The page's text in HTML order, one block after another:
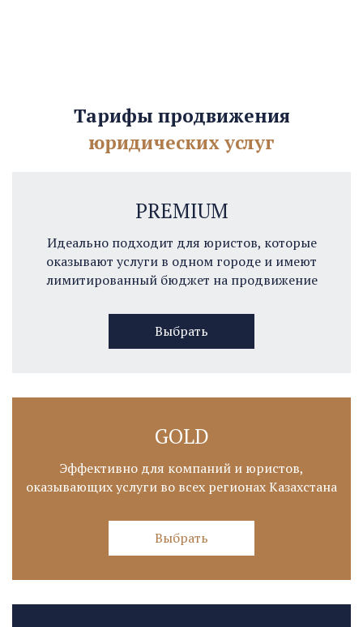
Тарифы продвижения
юридических услуг
PREMIUM
Идеально подходит для юристов, которые
оказывают услуги в одном городе и имеют
лимитированный бюджет на продвижение
Выбрать
GOLD
Эффективно для компаний и юристов,
оказывающих услуги во всех регионах Казахстана
Выбрать